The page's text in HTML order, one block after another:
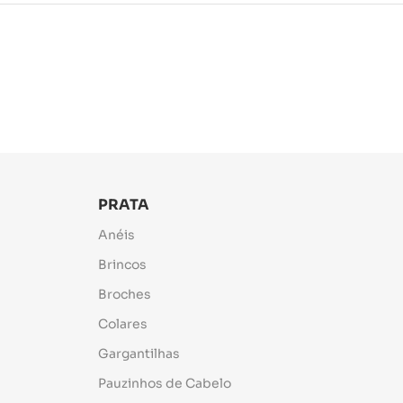
PRATA
Anéis
Brincos
Broches
Colares
Gargantilhas
Pauzinhos de Cabelo